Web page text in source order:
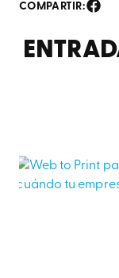
COMPARTIR: